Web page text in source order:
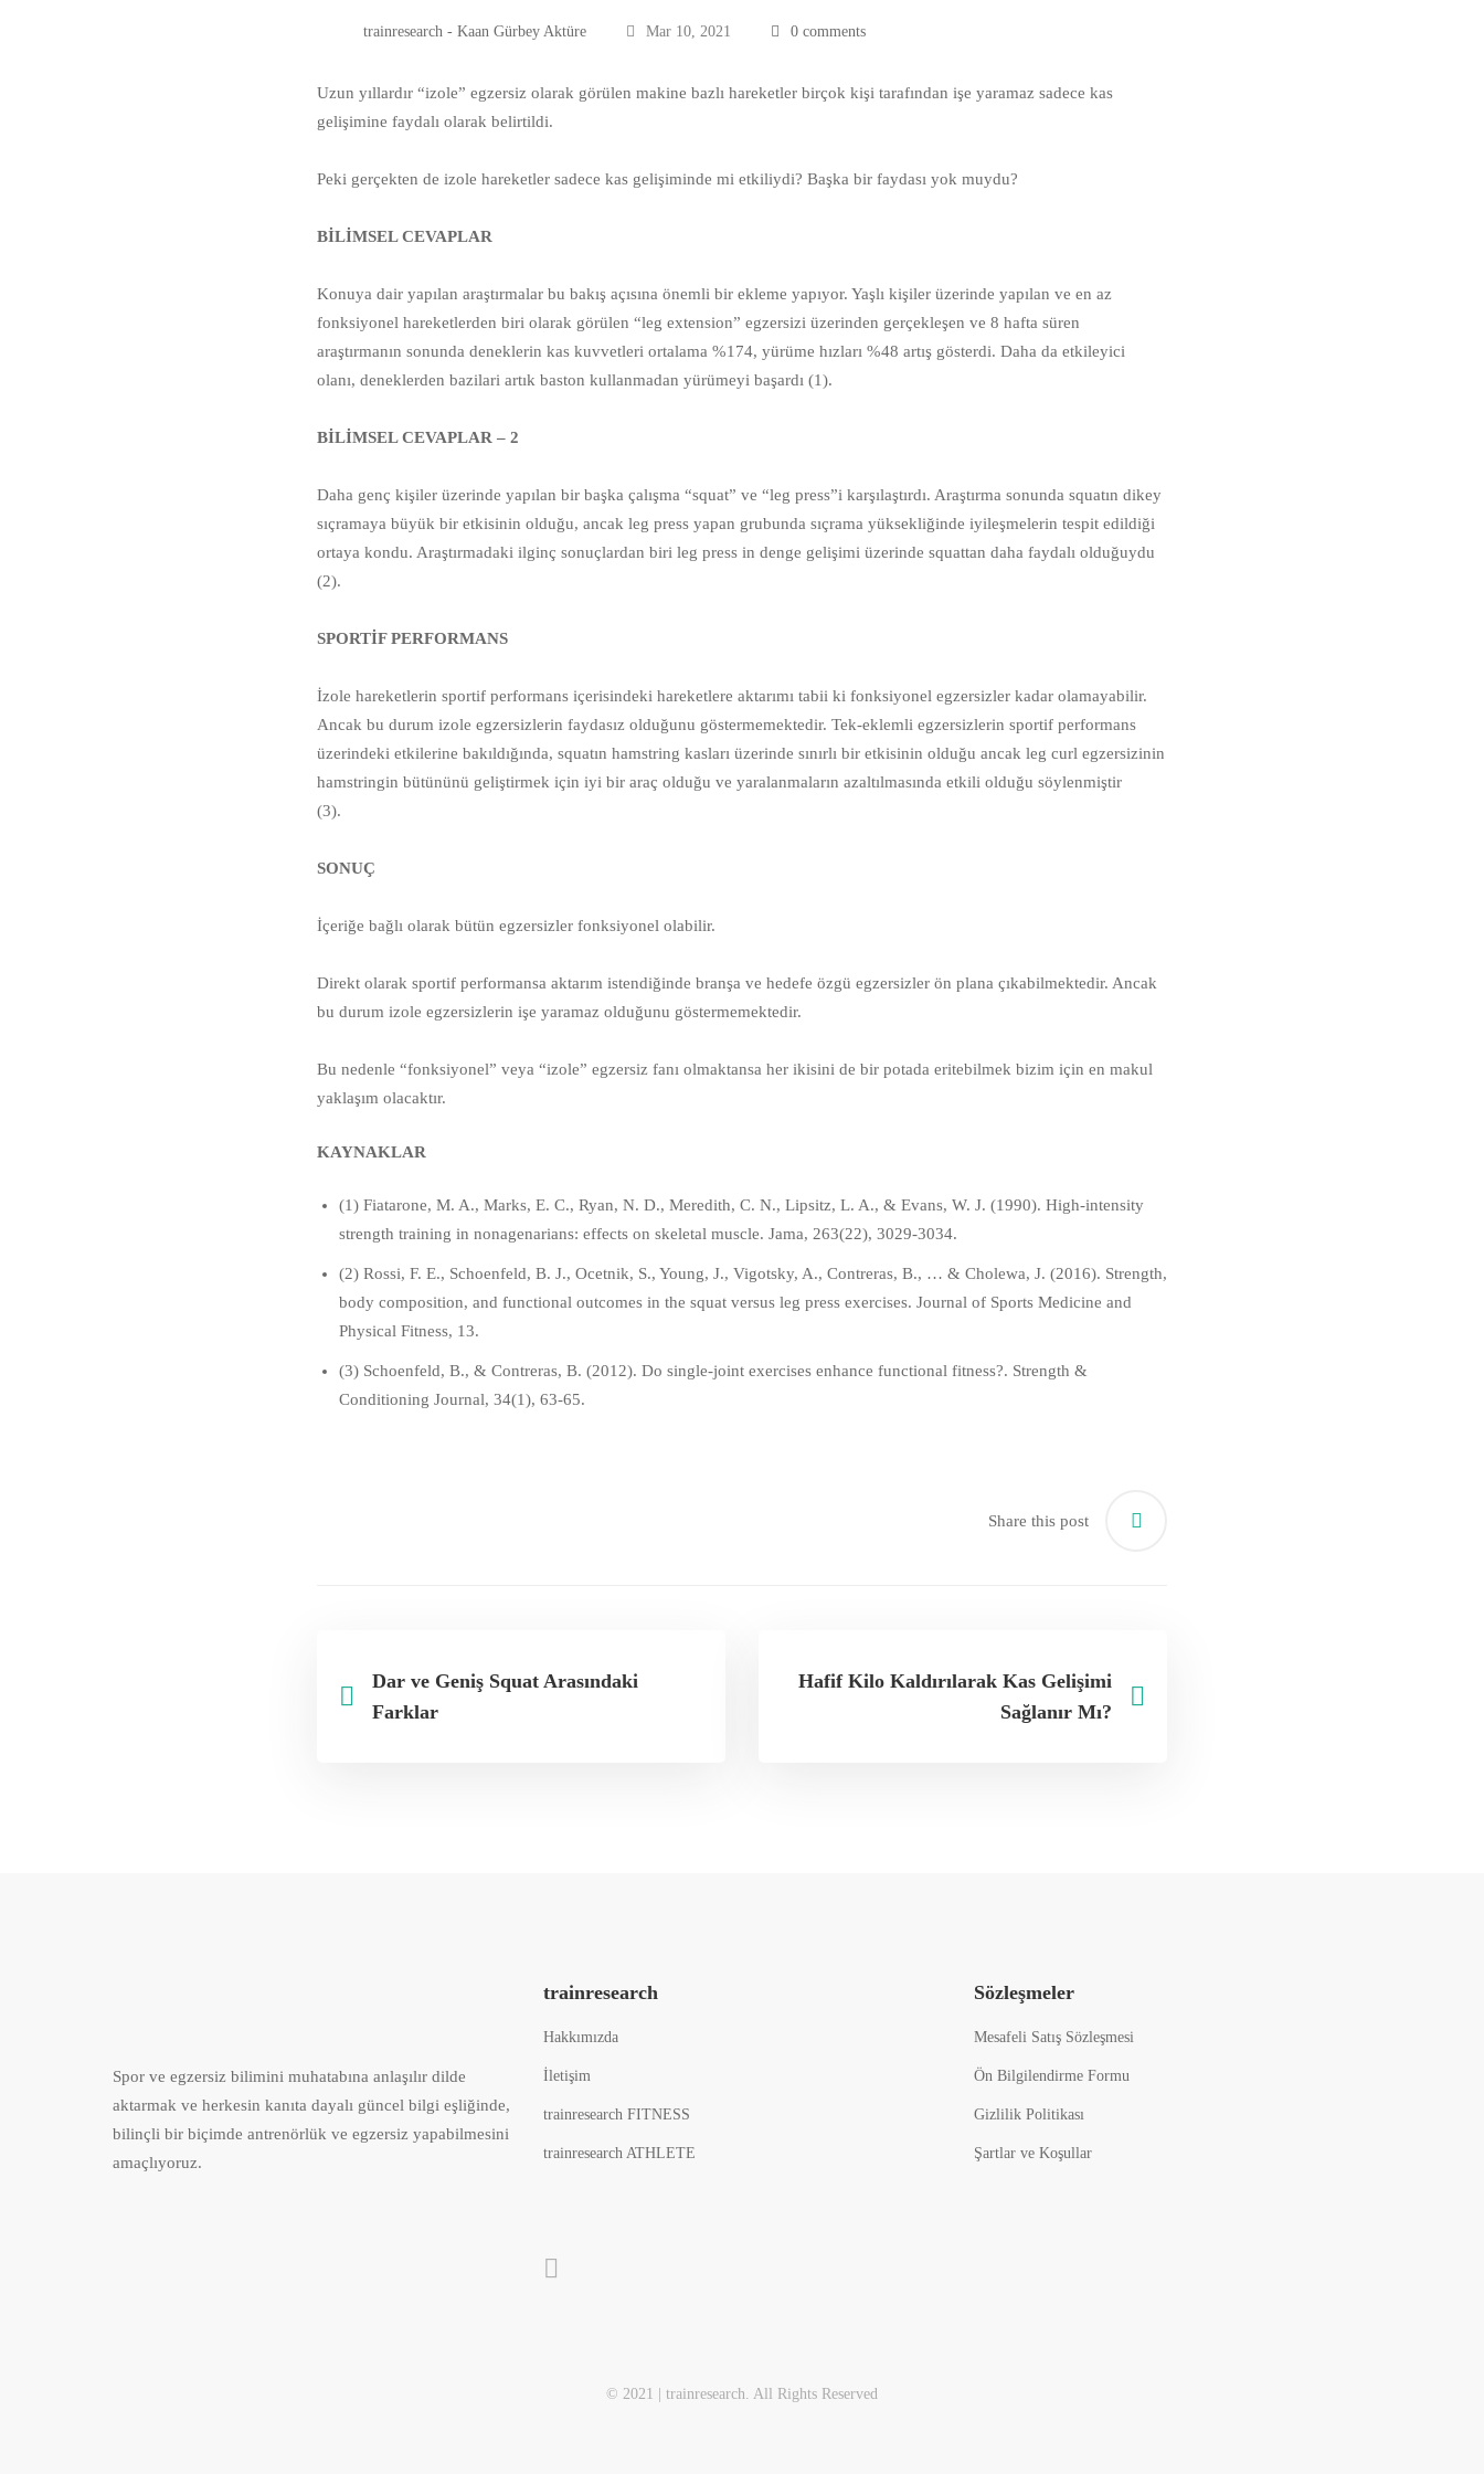
trainresearch - Kaan Gürbey Aktüre Mar 10, 2021 0 comments
Uzun yıllardır “izole” egzersiz olarak görülen makine bazlı hareketler birçok kişi tarafından işe yaramaz sadece kas
gelişimine faydalı olarak belirtildi.⠀⠀
Peki gerçekten de izole hareketler sadece kas gelişiminde mi etkiliydi? Başka bir faydası yok muydu?⠀⠀
BİLİMSEL CEVAPLAR
Konuya dair yapılan araştırmalar bu bakış açısına önemli bir ekleme yapıyor. Yaşlı kişiler üzerinde yapılan ve en az
fonksiyonel hareketlerden biri olarak görülen “leg extension” egzersizi üzerinden gerçekleşen ve 8 hafta süren
araştırmanın sonunda deneklerin kas kuvvetleri ortalama %174, yürüme hızları %48 artış gösterdi. Daha da etkileyici
olanı, deneklerden bazilari artık baston kullanmadan yürümeyi başardı (1).⠀⠀
BİLİMSEL CEVAPLAR – 2⠀
Daha genç kişiler üzerinde yapılan bir başka çalışma “squat” ve “leg press”i karşılaştırdı. Araştırma sonunda squatın dikey
sıçramaya büyük bir etkisinin olduğu, ancak leg press yapan grubunda sıçrama yüksekliğinde iyileşmelerin tespit edildiği
ortaya kondu. Araştırmadaki ilginç sonuçlardan biri leg press in denge gelişimi üzerinde squattan daha faydalı olduğuydu
(2).⠀⠀
SPORTİF PERFORMANS⠀
İzole hareketlerin sportif performans içerisindeki hareketlere aktarımı tabii ki fonksiyonel egzersizler kadar olamayabilir.
Ancak bu durum izole egzersizlerin faydasız olduğunu göstermemektedir. Tek-eklemli egzersizlerin sportif performans
üzerindeki etkilerine bakıldığında, squatın hamstring kasları üzerinde sınırlı bir etkisinin olduğu ancak leg curl egzersizinin
hamstringin bütününü geliştirmek için iyi bir araç olduğu ve yaralanmaların azaltılmasında etkili olduğu söylenmiştir
(3).⠀⠀
SONUÇ
İçeriğe bağlı olarak bütün egzersizler fonksiyonel olabilir.⠀⠀
Direkt olarak sportif performansa aktarım istendiğinde branşa ve hedefe özgü egzersizler ön plana çıkabilmektedir. Ancak
bu durum izole egzersizlerin işe yaramaz olduğunu göstermemektedir.⠀⠀
Bu nedenle “fonksiyonel” veya “izole” egzersiz fanı olmaktansa her ikisini de bir potada eritebilmek bizim için en makul
yaklaşım olacaktır.⠀
KAYNAKLAR
(1) Fiatarone, M. A., Marks, E. C., Ryan, N. D., Meredith, C. N., Lipsitz, L. A., & Evans, W. J. (1990). High-intensity
strength training in nonagenarians: effects on skeletal muscle. Jama, 263(22), 3029-3034.⠀
(2) Rossi, F. E., Schoenfeld, B. J., Ocetnik, S., Young, J., Vigotsky, A., Contreras, B., … & Cholewa, J. (2016). Strength,
body composition, and functional outcomes in the squat versus leg press exercises. Journal of Sports Medicine and
Physical Fitness, 13.⠀
(3) Schoenfeld, B., & Contreras, B. (2012). Do single-joint exercises enhance functional fitness?. Strength &
Conditioning Journal, 34(1), 63-65.⠀
Share this post
Dar ve Geniş Squat Arasındaki
Farklar
Hafif Kilo Kaldırılarak Kas Gelişimi
Sağlanır Mı?
Spor ve egzersiz bilimini muhatabına anlaşılır dilde
aktarmak ve herkesin kanıta dayalı güncel bilgi eşliğinde,
bilinçli bir biçimde antrenörlük ve egzersiz yapabilmesini
amaçlıyoruz.
trainresearch
Hakkımızda
İletişim
trainresearch FITNESS
trainresearch ATHLETE
Sözleşmeler
Mesafeli Satış Sözleşmesi
Ön Bilgilendirme Formu
Gizlilik Politikası
Şartlar ve Koşullar
© 2021 | trainresearch. All Rights Reserved